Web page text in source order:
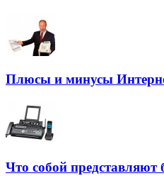
Плюсы и минусы
Что собой представляют